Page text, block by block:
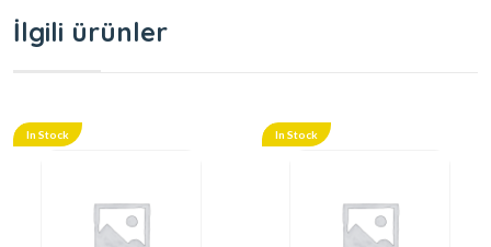
İlgili ürünler
In Stock In Stock